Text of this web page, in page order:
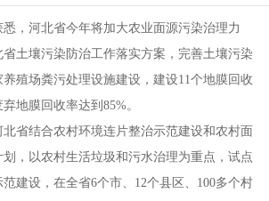
悉，河北省今年将加大农业面源污染治理力
土壤污染防治工作落实方案，完善土壤污染
养殖场粪污处理设施建设，建设11个地膜回收
地膜回收率达到 85%。
北省结合农村环境连片整治示范建设和农村面
，以农村生活垃圾和污水治理为重点，试点
建设，在全省6个市、 12个县区、 100多个村